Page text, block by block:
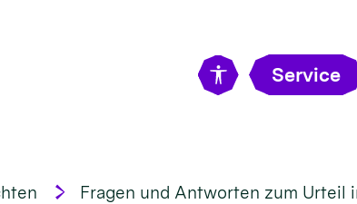
Service
Fragen und Antworten zum Urteil